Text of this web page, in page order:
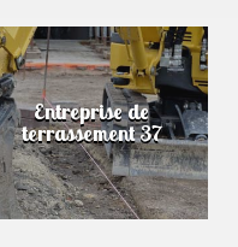
Entreprise de
terrassement 37